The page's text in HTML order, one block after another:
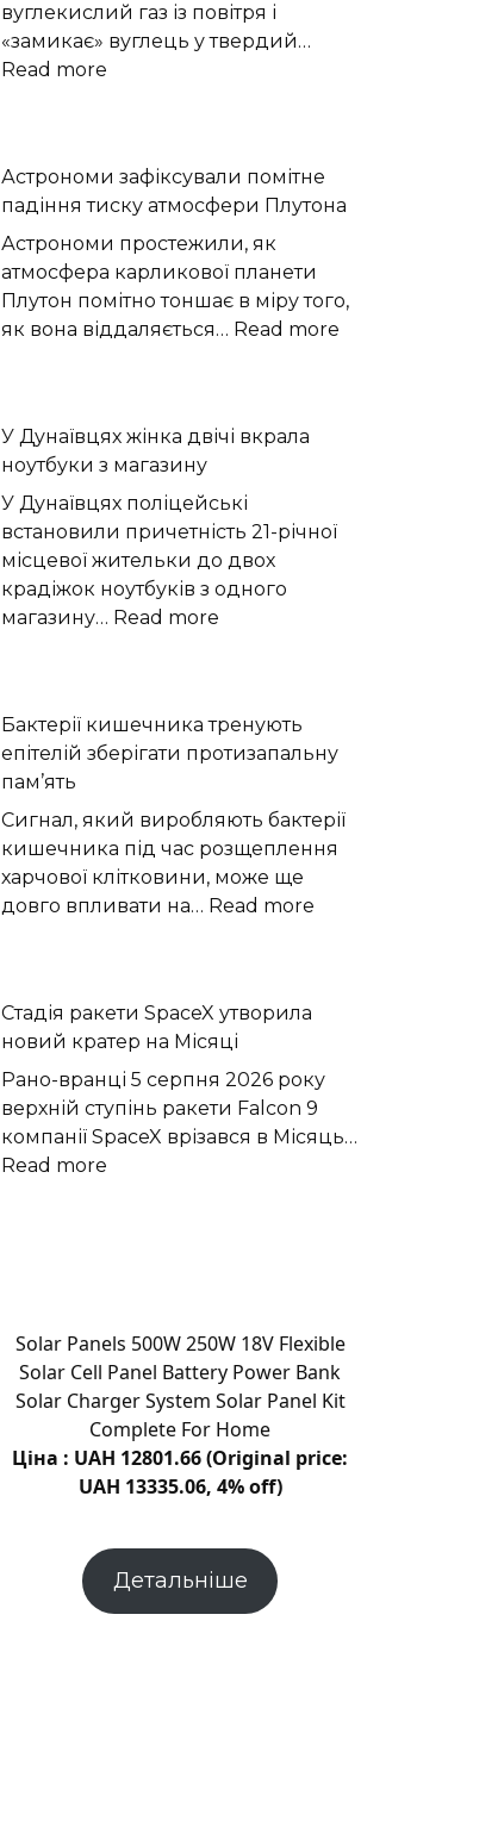
вуглекислий газ із повітря і
«замикає» вуглець у твердий…
Read more
як
CO₂
з
повітря
перетворюється
на
Астрономи зафіксували помітне
падіння тиску атмосфери Плутона
Астрономи простежили, як
атмосфера карликової планети
Плутон помітно тоншає в міру того,
як вона віддаляється… Read more
У Дунаївцях жінка двічі вкрала
ноутбуки з магазину
У Дунаївцях поліцейські
встановили причетність 21-річної
місцевої жительки до двох
крадіжок ноутбуків з одного
магазину… Read more
двічі
вкрала
з
магазину
Бактерії кишечника тренують
епітелій зберігати протизапальну
пам’ять
Сигнал, який виробляють бактерії
кишечника під час розщеплення
харчової клітковини, може ще
довго впливати на… Read more
протизапальну
пам’ять
Стадія ракети SpaceX утворила
новий кратер на Місяці
Рано-вранці 5 серпня 2026 року
верхній ступінь ракети Falcon 9
компанії SpaceX врізався в Місяць…
Read more
кратер
на
Місяці
Solar Panels 500W 250W 18V Flexible
Solar Cell Panel Battery Power Bank
Solar Charger System Solar Panel Kit
Complete For Home
Ціна : UAH 12801.66 (Original price:
UAH 13335.06, 4% off)
Детальніше